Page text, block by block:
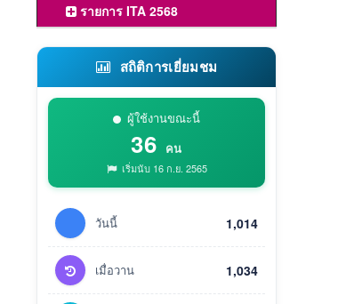
รายการ ITA 2568
สถิติการเยี่ยมชม
ผู้ใช้งานขณะนี้
36 คน
เริ่มนับ 16 ก.ย. 2565
วันนี้ 1,014
เมื่อวาน 1,034